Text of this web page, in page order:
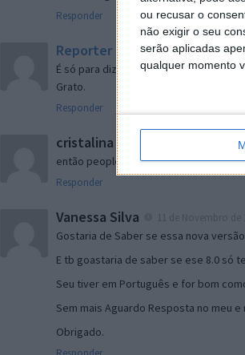
ou recusar o
não exigir o seu
serão aplicadas
qualquer momento
Responder
Reporter 7 de Novembro de 2005 às
É só para dizer que ainda não me
Grato.
Responder
cristalina 11 de Novembro de 2005
então people
Responder
Vanessa Silva
Gostaria de Saber se essa nova
E tb goastaria de saber se ese 8.0 só
Seu tiver em Português e for bom
Sem mais Aguardo Resposta no meu e
Obrigado.